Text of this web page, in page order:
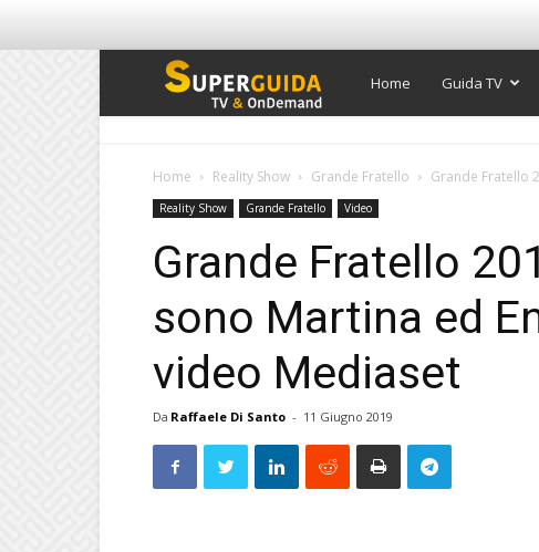
Super
TV
Home Guida TV
Home Reality Show Grande Fratello Grande Fratello
Reality Show Grande Fratello Video
Grande Fratello
sono Martina ed
video Mediaset
Da Raffaele Di Santo - 11 Giugno 2019